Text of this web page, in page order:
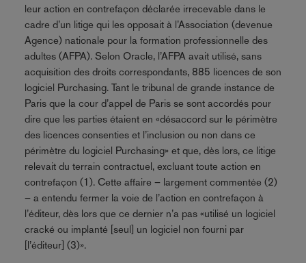
leur action en contrefaçon déclarée irrecevable dans le
cadre d’un litige qui les opposait à l’Association (devenue
Agence) nationale pour la formation professionnelle des
adultes (AFPA). Selon Oracle, l’AFPA avait utilisé, sans
acquisition des droits correspondants, 885 licences de son
logiciel Purchasing. Tant le tribunal de grande instance de
Paris que la cour d’appel de Paris se sont accordés pour
dire que les parties étaient en «désaccord sur le périmètre
des licences consenties et l’inclusion ou non dans ce
périmètre du logiciel Purchasing» et que, dès lors, ce litige
relevait du terrain contractuel, excluant toute action en
contrefaçon (1). Cette affaire – largement commentée (2)
– a entendu fermer la voie de l’action en contrefaçon à
l’éditeur, dès lors que ce dernier n’a pas «utilisé un logiciel
cracké ou implanté [seul] un logiciel non fourni par
[l’éditeur] (3)».